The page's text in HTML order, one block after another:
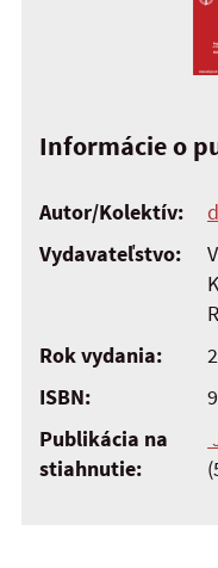
Informácie o
Autor/Kolektív:
Vydavateľstvo:
Rok vydania:
ISBN:
Publikácia na
stiahnutie: